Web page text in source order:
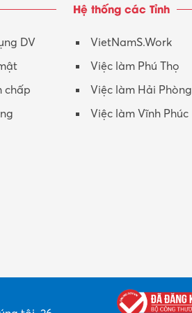
Nhân viên CSKH
Phục vụ khác
Promotion Girl (PG)
DV
chấp
Hệ thống các Tỉnh
VietNamS.Work
Việc làm Phú Thọ
Việc làm Hải Phòng
Việc làm Vĩnh Phúc